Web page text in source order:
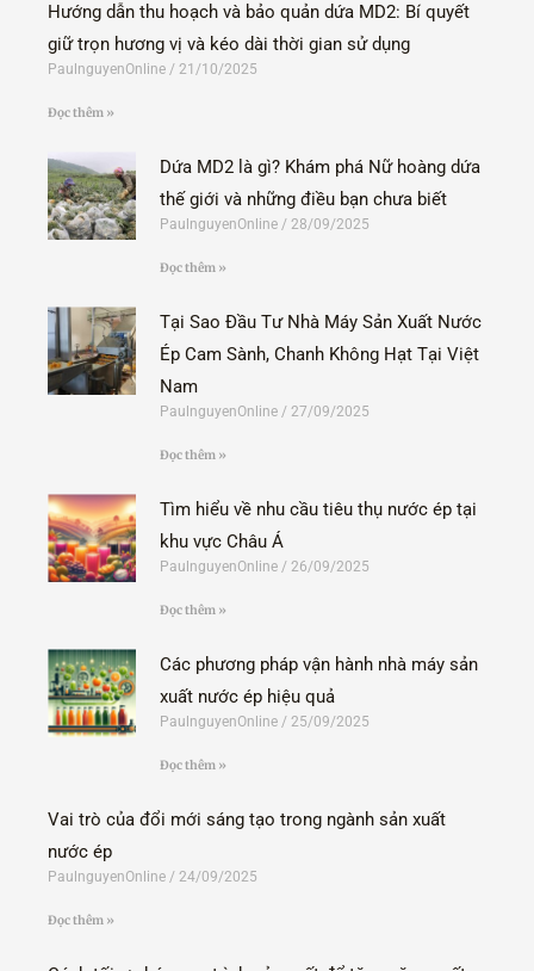
Hướng dẫn thu hoạch và bảo quản dứa MD2: Bí quyết
giữ trọn hương vị và kéo dài thời gian sử dụng
PaulnguyenOnline 21/10/2025
Đọc thêm »
Dứa MD2 là gì? Khám phá Nữ hoàng dứa
thế giới và những điều bạn chưa biết
PaulnguyenOnline 28/09/2025
Đọc thêm »
Tại Sao Đầu Tư Nhà Máy Sản Xuất Nước
Ép Cam Sành, Chanh Không Hạt Tại Việt
Nam
PaulnguyenOnline 27/09/2025
Đọc thêm »
Tìm hiểu về nhu cầu tiêu thụ nước ép tại
khu vực Châu Á
PaulnguyenOnline 26/09/2025
Đọc thêm »
Các phương pháp vận hành nhà máy sản
xuất nước ép hiệu quả
PaulnguyenOnline 25/09/2025
Đọc thêm »
Vai trò của đổi mới sáng tạo trong ngành sản xuất
nước ép
PaulnguyenOnline 24/09/2025
Đọc thêm »